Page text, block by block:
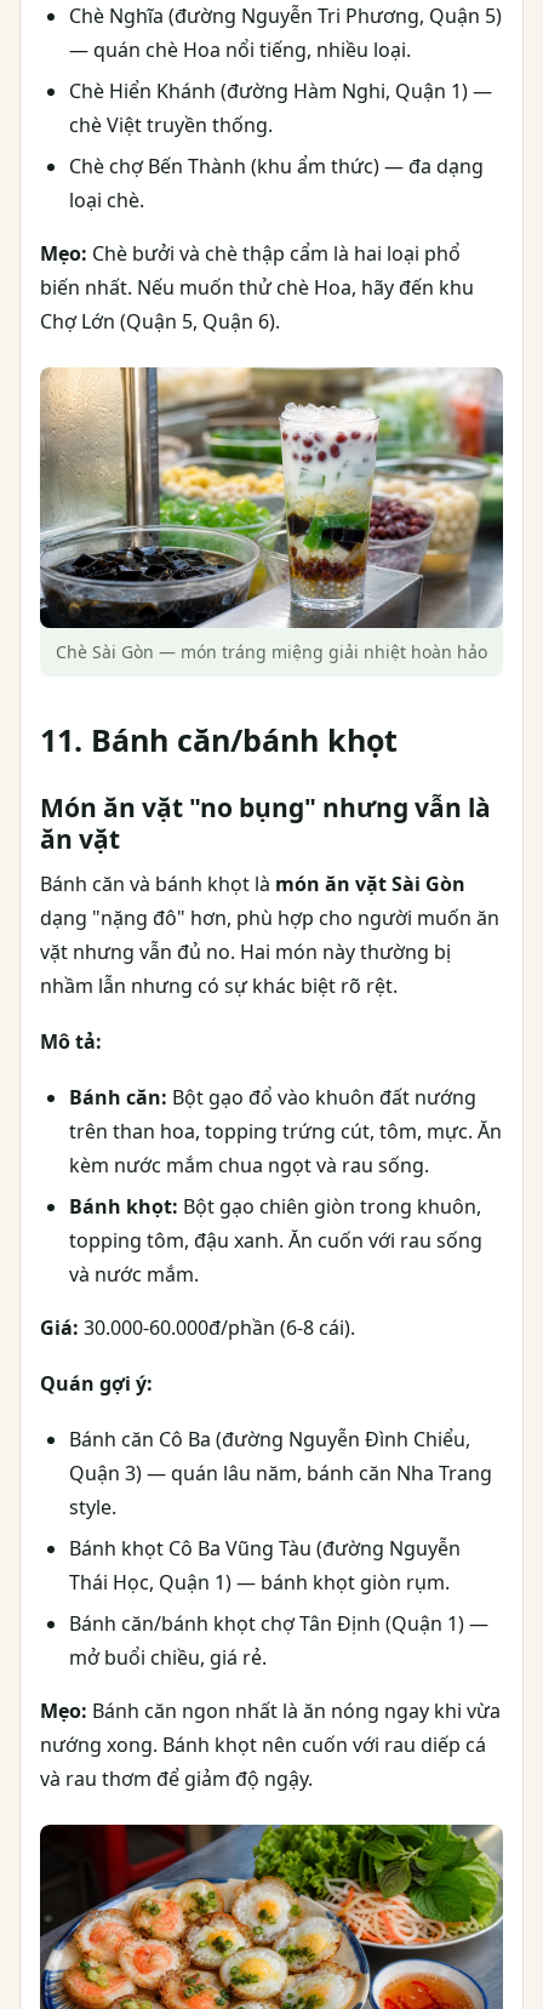
Chè Nghĩa (đường Nguyễn Tri Phương, Quận 5)
— quán chè Hoa nổi tiếng, nhiều loại.
Chè Hiển Khánh (đường Hàm Nghi, Quận 1) —
chè Việt truyền thống.
Chè chợ Bến Thành (khu ẩm thức) — đa dạng
loại chè.
Mẹo: Chè bưởi và chè thập cẩm là hai loại phổ
biến nhất. Nếu muốn thử chè Hoa, hãy đến khu
Chợ Lớn (Quận 5, Quận 6).
Chè Sài Gòn — món tráng miệng giải nhiệt hoàn hảo
11. Bánh căn/bánh khọt
Món ăn vặt "no bụng" nhưng vẫn là
ăn vặt
Bánh căn và bánh khọt là món ăn vặt Sài Gòn
dạng "nặng đô" hơn, phù hợp cho người muốn ăn
vặt nhưng vẫn đủ no. Hai món này thường bị
nhầm lẫn nhưng có sự khác biệt rõ rệt.
Mô tả:
Bánh căn: Bột gạo đổ vào khuôn đất nướng
trên than hoa, topping trứng cút, tôm, mực. Ăn
kèm nước mắm chua ngọt và rau sống.
Bánh khọt: Bột gạo chiên giòn trong khuôn,
topping tôm, đậu xanh. Ăn cuốn với rau sống
và nước mắm.
Giá: 30.000-60.000đ/phần (6-8 cái).
Quán gợi ý:
Bánh căn Cô Ba (đường Nguyễn Đình Chiểu,
Quận 3) — quán lâu năm, bánh căn Nha Trang
style.
Bánh khọt Cô Ba Vũng Tàu (đường Nguyễn
Thái Học, Quận 1) — bánh khọt giòn rụm.
Bánh căn/bánh khọt chợ Tân Định (Quận 1) —
mở buổi chiều, giá rẻ.
Mẹo: Bánh căn ngon nhất là ăn nóng ngay khi vừa
nướng xong. Bánh khọt nên cuốn với rau diếp cá
và rau thơm để giảm độ ngậy.